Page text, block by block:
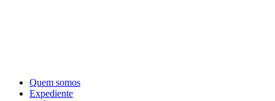
Quem somos
Expediente